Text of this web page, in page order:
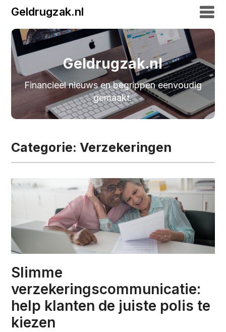
Geldrugzak.nl
Geldrugzak.nl
Financieel nieuws en begrippen eenvoudig
gemaakt.
Categorie:Verzekeringen
Slimme
verzekeringscommunicatie:
help klanten de juiste polis te
kiezen